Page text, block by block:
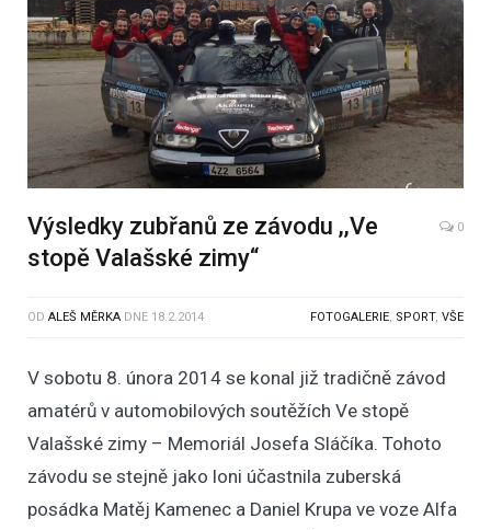
Výsledky zubřanů ze závodu ,,Ve
stopě Valašské zimy“
0
OD ALEŠ MĚRKA DNE 18.2.2014 FOTOGALERIE, SPORT, VŠE
V sobotu 8. února 2014 se konal již tradičně závod
amatérů v automobilových soutěžích Ve stopě
Valašské zimy – Memoriál Josefa Sláčíka. Tohoto
závodu se stejně jako loni účastnila zuberská
posádka Matěj Kamenec a Daniel Krupa ve voze Alfa